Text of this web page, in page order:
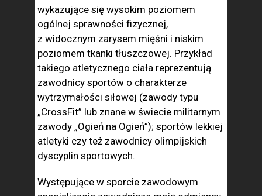
wykazujące się wysokim poziomem
ogólnej sprawności fizycznej,
z widocznym zarysem mięśni i niskim
poziomem tkanki tłuszczowej. Przykład
takiego atletycznego ciała reprezentują
zawodnicy sportów o charakterze
wytrzymałości siłowej (zawody typu
„CrossFit” lub znane w świecie militarnym
zawody „Ogień na Ogień”); sportów lekkiej
atletyki czy też zawodnicy olimpijskich
dyscyplin sportowych.
Występujące w sporcie zawodowym